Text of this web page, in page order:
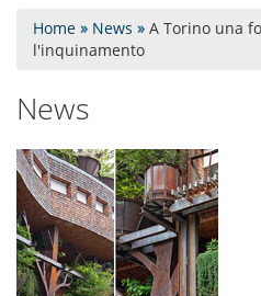
Home » News » A Torino una
l'inquinamento
News